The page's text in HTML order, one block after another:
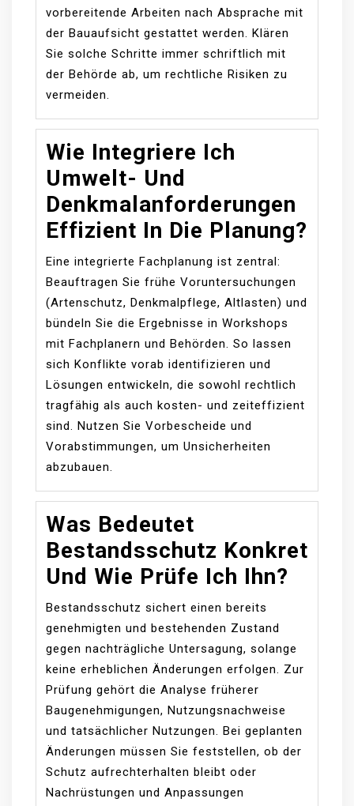
vorbereitende Arbeiten nach Absprache mit
der Bauaufsicht gestattet werden. Klären
Sie solche Schritte immer schriftlich mit
der Behörde ab, um rechtliche Risiken zu
vermeiden.
Wie Integriere Ich
Umwelt- Und
Denkmalanforderungen
Effizient In Die Planung?
Eine integrierte Fachplanung ist zentral:
Beauftragen Sie frühe Voruntersuchungen
(Artenschutz, Denkmalpflege, Altlasten) und
bündeln Sie die Ergebnisse in Workshops
mit Fachplanern und Behörden. So lassen
sich Konflikte vorab identifizieren und
Lösungen entwickeln, die sowohl rechtlich
tragfähig als auch kosten- und zeiteffizient
sind. Nutzen Sie Vorbescheide und
Vorabstimmungen, um Unsicherheiten
abzubauen.
Was Bedeutet
Bestandsschutz Konkret
Und Wie Prüfe Ich Ihn?
Bestandsschutz sichert einen bereits
genehmigten und bestehenden Zustand
gegen nachträgliche Untersagung, solange
keine erheblichen Änderungen erfolgen. Zur
Prüfung gehört die Analyse früherer
Baugenehmigungen, Nutzungsnachweise
und tatsächlicher Nutzungen. Bei geplanten
Änderungen müssen Sie feststellen, ob der
Schutz aufrechterhalten bleibt oder
Nachrüstungen und Anpassungen